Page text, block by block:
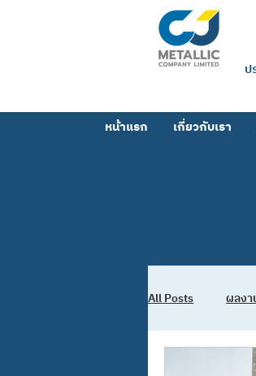
ป
หน้าแรก เกี่ยวกับเรา
All Posts ผลง
ผลงานตาข่าย